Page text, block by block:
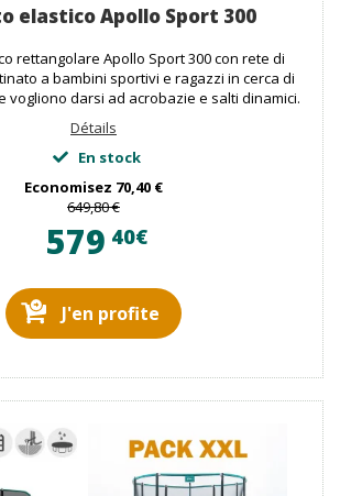
elastico Apollo Sport 300
rettangolare Apollo Sport 300 con rete di
a bambini sportivi e ragazzi in cerca di
vogliono darsi ad acrobazie e salti dinamici.
Détails
En stock
Economisez 70,40 €
649,80 €
579 40€
J'en profite